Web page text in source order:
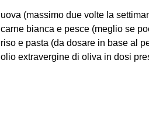
uova (massimo due volte la
carne bianca e pesce (meglio se
riso e pasta (da dosare in base al
olio extravergine di oliva in dosi